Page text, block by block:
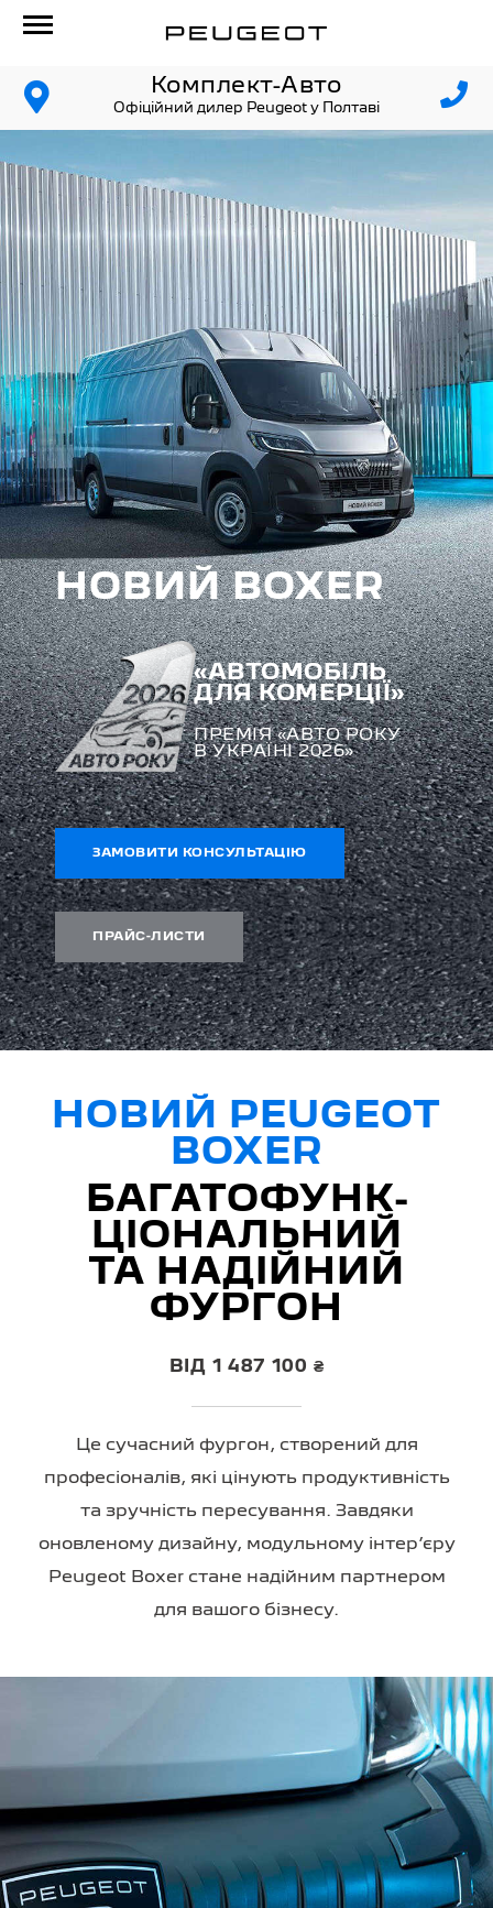
Комплект-Авто
Офіційний дилер Peugeot у Полтаві
НОВИЙ BOXER
«АВТОМОБІЛЬ
ДЛЯ КОМЕРЦІЇ»
ПРЕМІЯ «АВТО РОКУ
В УКРАЇНІ 2026»
ЗАМОВИТИ КОНСУЛЬТАЦІЮ
ПРАЙС-ЛИСТИ
НОВИЙ PEUGEOT
BOXER
БАГАТОФУНК­
ЦІОНАЛЬНИЙ
ТА НАДІЙНИЙ
ФУРГОН
ВІД 1 487 100 ₴
Це сучасний фургон, створений для
професіоналів, які цінують продуктивність
та зручність пересування. Завдяки
оновленому дизайну, модульному інтер’єру
Peugeot Boxer стане надійним партнером
для вашого бізнесу.